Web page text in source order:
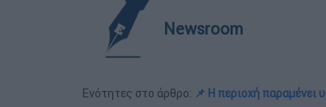
Newsroom
Ενότητες στο άρθρο: 📌 Η περιοχή παραμένει